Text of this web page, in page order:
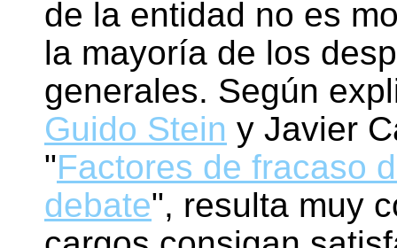
de la entidad no es
la mayoría de los
generales. Según
Guido Stein y Javier
"Factores de fracaso
debate", resulta muy